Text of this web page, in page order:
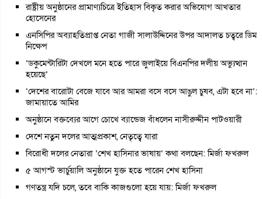
রাষ্ট্রীয় অনুষ্ঠানের প্রামাণ্যচিত্রে ইতিহাস বিকৃত করার অভিযোগ আখতার
হোসেনের
এনসিপির অব্যাহতিপ্রাপ্ত নেতা গাজী সালাউদ্দিনের উপর আদালত চত্বরে ডিম
নিক্ষেপ
‘ডকুমেন্টারিটা দেখলে মনে হতে পারে জুলাইয়ে বিএনপির দলীয় অভ্যুত্থান
হয়েছে’
‘দেশের বারোটা বেজে যাবে আর আমরা বসে বসে আঙুল চুষব, এটা হবে না’:
জামায়াতে আমির
অনুষ্ঠানে বক্তব্যের আগে চোখে ব্যান্ডেজ বাঁধলেন নাসীরুদ্দীন পাটওয়ারী
দেশে নতুন দলের আত্মপ্রকাশ, নেতৃত্বে যারা
বিরোধী দলের নেতারা ‘শেখ হাসিনার ভাষায়’ কথা বলছেন: মির্জা ফখরুল
৫ আগস্ট ভার্চুয়ালি অনুষ্ঠানে যুক্ত হতে পারেন শেখ হাসিনা
গণতন্ত্র যদি চলে, তবে বাকি কাজগুলো হয়ে যায়: মির্জা ফখরুল